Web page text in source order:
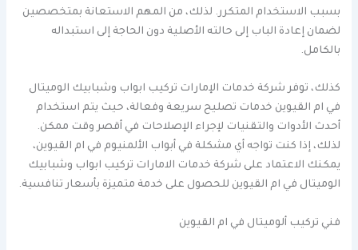
بسبب الاستخدام المتكرر. لذلك، من المهم الاستعانة بمتخصصين
لضمان إعادة الباب إلى حالته الأصلية دون الحاجة إلى استبداله
بالكامل.
كذلك، توفر شركة خدمات الإمارات تركيب ابواب وشبابيك الوميتال
في ام القيوين خدمات تصليح سريعة وفعالة، حيث يتم استخدام
أحدث الأدوات والتقنيات لإجراء الإصلاحات في أقصر وقت ممكن.
لذلك، إذا كنت تواجه أي مشكلة في أبواب الألمنيوم في ام القيوين،
يمكنك الاعتماد على شركة خدمات الامارات تركيب ابواب وشبابيك
الوميتال في ام القيوين للحصول على خدمة متميزة بأسعار تنافسية.
فني تركيب ألوميتال في ام القيوين